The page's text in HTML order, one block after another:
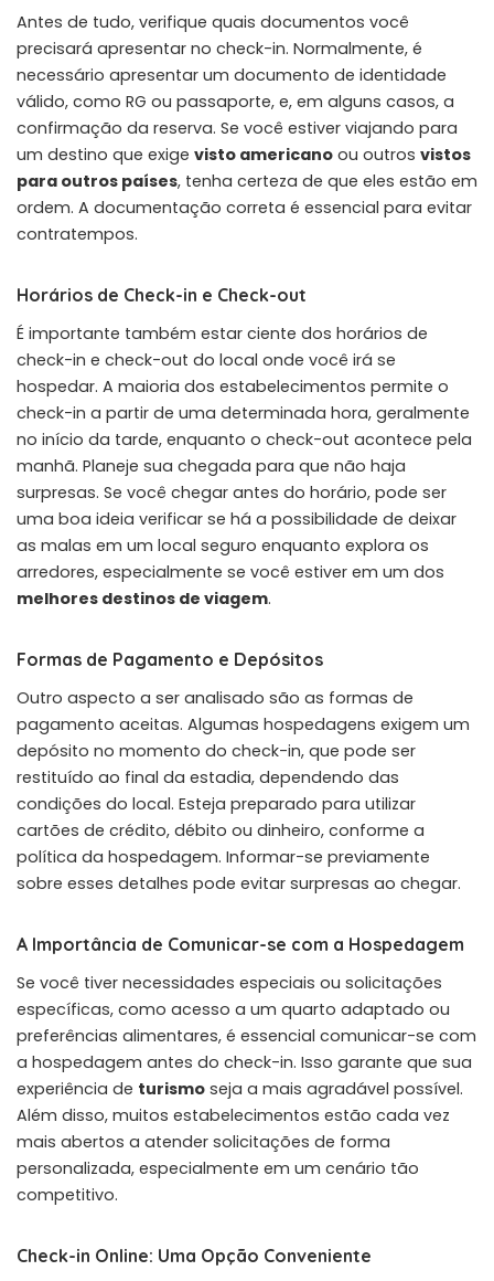
Antes de tudo, verifique quais documentos você
precisará apresentar no check-in. Normalmente, é
necessário apresentar um documento de identidade
válido, como RG ou passaporte, e, em alguns casos, a
confirmação da reserva. Se você estiver viajando para
um destino que exige visto americano ou outros vistos
para outros países, tenha certeza de que eles estão em
ordem. A documentação correta é essencial para evitar
contratempos.
Horários de Check-in e Check-out
É importante também estar ciente dos horários de
check-in e check-out do local onde você irá se
hospedar. A maioria dos estabelecimentos permite o
check-in a partir de uma determinada hora, geralmente
no início da tarde, enquanto o check-out acontece pela
manhã. Planeje sua chegada para que não haja
surpresas. Se você chegar antes do horário, pode ser
uma boa ideia verificar se há a possibilidade de deixar
as malas em um local seguro enquanto explora os
arredores, especialmente se você estiver em um dos
melhores destinos de viagem.
Formas de Pagamento e Depósitos
Outro aspecto a ser analisado são as formas de
pagamento aceitas. Algumas hospedagens exigem um
depósito no momento do check-in, que pode ser
restituído ao final da estadia, dependendo das
condições do local. Esteja preparado para utilizar
cartões de crédito, débito ou dinheiro, conforme a
política da hospedagem. Informar-se previamente
sobre esses detalhes pode evitar surpresas ao chegar.
A Importância de Comunicar-se com a Hospedagem
Se você tiver necessidades especiais ou solicitações
específicas, como acesso a um quarto adaptado ou
preferências alimentares, é essencial comunicar-se com
a hospedagem antes do check-in. Isso garante que sua
experiência de turismo seja a mais agradável possível.
Além disso, muitos estabelecimentos estão cada vez
mais abertos a atender solicitações de forma
personalizada, especialmente em um cenário tão
competitivo.
Check-in Online: Uma Opção Conveniente